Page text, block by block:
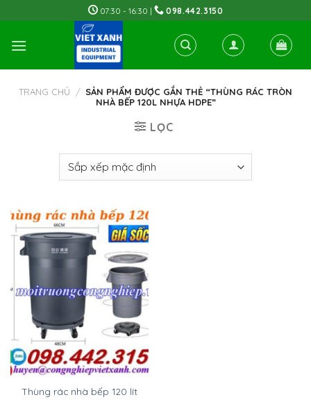
to
content
07:30 - 16:30 | 098.442.3150
TRANG CHỦ / SẢN PHẨM ĐƯỢC GẮN THẺ “THÙNG RÁC TRÒN
NHÀ BẾP 120L NHỰA HDPE”
LỌC
Thùng rác nhà bếp 120 lít